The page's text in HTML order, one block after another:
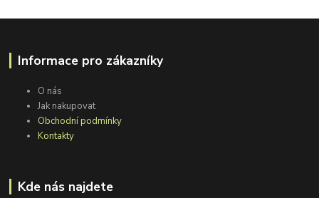
Informace pro zákazníky
O nás
Jak nakupovat
Obchodní podmínky
Kontakty
Kde nás najdete